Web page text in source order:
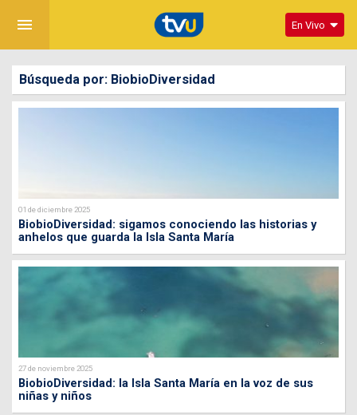
menu En Vivo
Búsqueda por: BiobioDiversidad
01 de diciembre 2025
BiobioDiversidad: sigamos conociendo las historias y
anhelos que guarda la Isla Santa María
27 de noviembre 2025
BiobioDiversidad: la Isla Santa María en la voz de sus
niñas y niños